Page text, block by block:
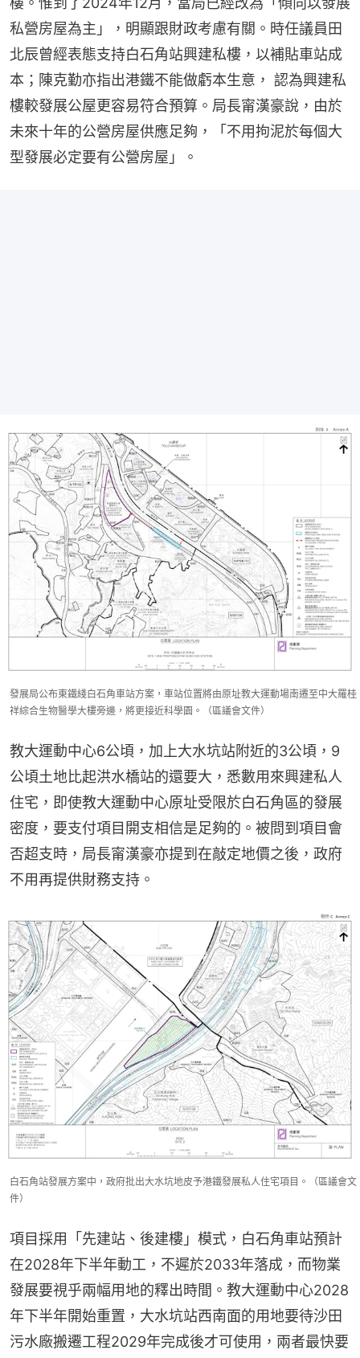
私營房屋為主」，明顯跟財政考慮有關。時任議員田
北辰曾經表態支持白石角站興建私樓，以補貼車站成
本；陳克勤亦指出港鐵不能做虧本生意， 認為興建私
樓較發展公屋更容易符合預算。局長甯漢豪說，由於
未來十年的公營房屋供應足夠，「不用拘泥於每個大
型發展必定要有公營房屋」。
發展局公布東鐵綫白石角車站方案，車站位置將由原址教大運動場南遷至中大羅桂
祥綜合生物醫學大樓旁邊，將更接近科學園。（區議會文件）
教大運動中心6公頃，加上大水坑站附近的3公頃，9
公頃土地比起洪水橋站的還要大，悉數用來興建私人
住宅，即使教大運動中心原址受限於白石角區的發展
密度，要支付項目開支相信是足夠的。被問到項目會
否超支時，局長甯漢豪亦提到在敲定地價之後，政府
不用再提供財務支持。
白石角站發展方案中，政府批出大水坑地皮予港鐵發展私人住宅項目。（區議會文
件）
項目採用「先建站、後建樓」模式，白石角車站預計
在2028年下半年動工，不遲於2033年落成，而物業
發展要視乎兩幅用地的釋出時間。教大運動中心2028
年下半年開始重置，大水坑站西南面的用地要待沙田
污水廠搬遷工程2029年完成後才可使用，兩者最快要